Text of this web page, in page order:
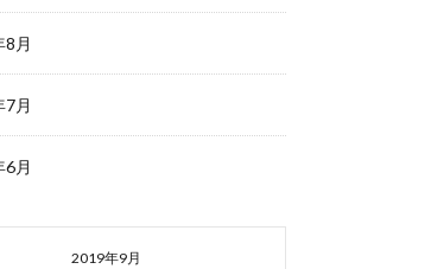
8月
7月
6月
2019年9月